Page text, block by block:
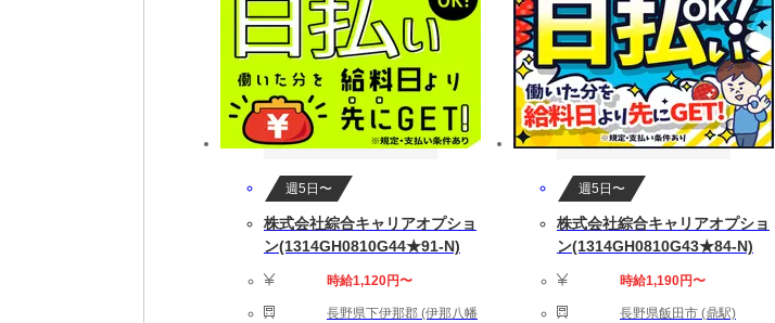
週5日〜
株式会社綜合キャリアオプショ
ン(1314GH0810G44★91-N)
時給1,120円〜
長野県下伊那郡 (伊那八幡
週5日〜
株式会社綜合キャリアオプショ
ン(1314GH0810G43★84-N)
時給1,190円〜
長野県飯田市 (鼎駅)